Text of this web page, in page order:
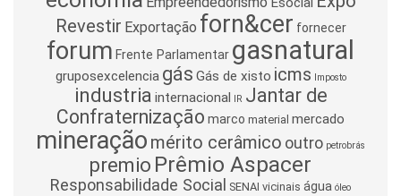
Revestir Exportação forn&cer fornecer
forum Frente Parlamentar gasnatural
gruposexcelencia gás Gás de xisto icms Imposto
industria internacional IR Jantar de
Confraternização marco material mercado
mineração mérito cerâmico outro petrobrás
premio Prêmio Aspacer
Responsabilidade Social SENAI vicinais água óleo